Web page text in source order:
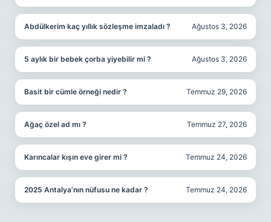
Abdülkerim kaç yıllık sözleşme imzaladı ? Ağustos 3, 2026
5 aylık bir bebek çorba yiyebilir mi ? Ağustos 3, 2026
Basit bir cümle örneği nedir ? Temmuz 29, 2026
Ağaç özel ad mı ? Temmuz 27, 2026
Karıncalar kışın eve girer mi ? Temmuz 24, 2026
2025 Antalya’nın nüfusu ne kadar ? Temmuz 24, 2026